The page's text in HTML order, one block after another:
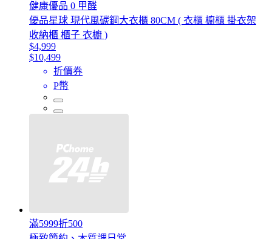
健康優品 0 甲醛
優品星球 現代風碳鋼大衣櫃 80CM ( 衣櫃 櫥櫃 掛衣架
收納櫃 櫃子 衣櫥 )
$4,999
$10,499
折價券
P幣
滿5999折500